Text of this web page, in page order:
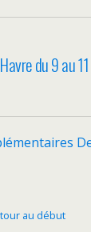
du 9 au 11
au début